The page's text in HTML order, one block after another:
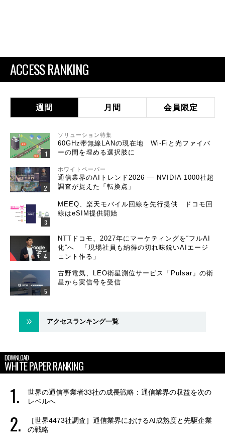
ACCESS RANKING
週間 月間 会員限定
ソリューション特集
60GHz帯無線LANの現在地 Wi-Fiと光ファイバ
ーの間を埋める選択肢に
ホワイトペーパー
通信業界のAIトレンド2026 ― NVIDIA 1000社超
調査が捉えた「転換点」
MEEQ、楽天モバイル回線を先行提供 ドコモ回
線はeSIM提供開始
NTTドコモ、2027年にマーケティングを“フルAI
化”へ 「現場社員も納得の切れ味鋭いAIエージ
ェント作る」
古野電気、LEO衛星測位サービス「Pulsar」の衛
星から実信号を受信
アクセスランキング一覧
DOWNLOAD
WHITE PAPER RANKING
世界の通信事業者33社の成長戦略：通信業界の収益を次の
レベルへ
［世界4473社調査］通信業界におけるAI成熟度と先駆企業
の戦略